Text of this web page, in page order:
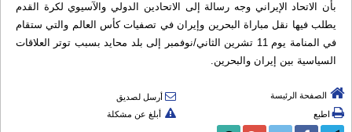
بأن الاتحاد الإيراني وجه رسالة إلى الاتحادين الدولي والآسيوي لكرة القدم
يطلب فيها نقل مباراة البحرين وإيران في تصفيات كأس العالم والتي ستقام
في المنامة يوم 11 تشرين الثاني/نوفمبر إلى بلد محايد بسبب توتر العلاقات
السياسية بين إيران والبحرين.
الصفحة الرئيسة
أرسل لصديق
اطبع
أبلغ عن مشكلة